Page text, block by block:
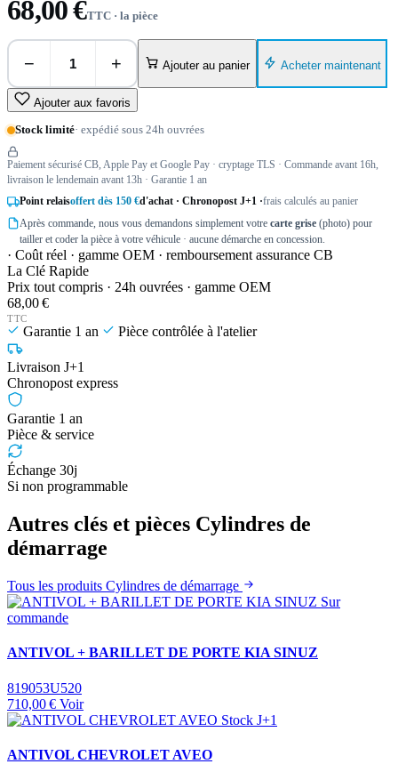
68,00 €TTC · la pièce
− + Ajouter au panier Acheter maintenant
Ajouter aux favoris
Stock limité· expédié sous 24h ouvrées
Paiement sécurisé CB, Apple Pay et Google Pay · cryptage TLS · Commande avant 16h,
livraison le lendemain avant 13h · Garantie 1 an
Point relaisoffert dès 150 €d'achat · Chronopost J+1 ·frais calculés au panier
Après commande, nous vous demandons simplement votre carte grise (photo) pour
tailler et coder la pièce à votre véhicule · aucune démarche en concession.
· Coût réel · gamme OEM · remboursement assurance CB
La Clé Rapide
Prix tout compris · 24h ouvrées · gamme OEM
68,00 €
TTC
Garantie 1 an Pièce contrôlée à l'atelier
Livraison J+1
Chronopost express
Garantie 1 an
Pièce & service
Échange 30j
Si non programmable
Autres clés et pièces Cylindres de
démarrage
Tous les produits Cylindres de démarrage
Sur
commande
ANTIVOL + BARILLET DE PORTE KIA SINUZ
819053U520
710,00 € Voir
Stock J+1
ANTIVOL CHEVROLET AVEO